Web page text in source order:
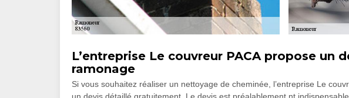
L’entreprise Le couvreur PACA propose un
ramonage
Si vous souhaitez réaliser un nettoyage de cheminée, l’entreprise Le